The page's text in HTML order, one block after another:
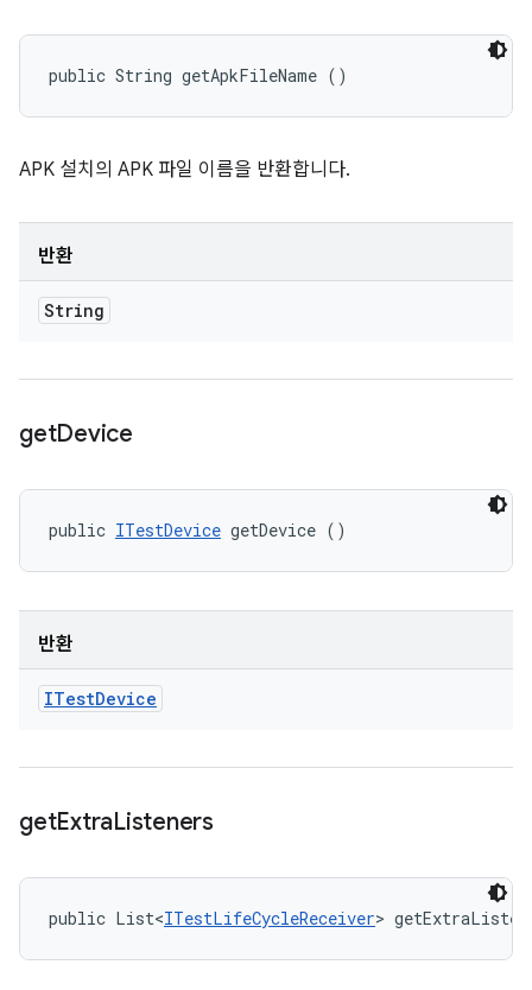
public String getApkFileName ()
APK 설치의 APK 파일 이름을 반환합니다.
반환
String
getDevice
public ITestDevice getDevice ()
반환
ITestDevice
getExtraListeners
public List<ITestLifeCycleReceiver>